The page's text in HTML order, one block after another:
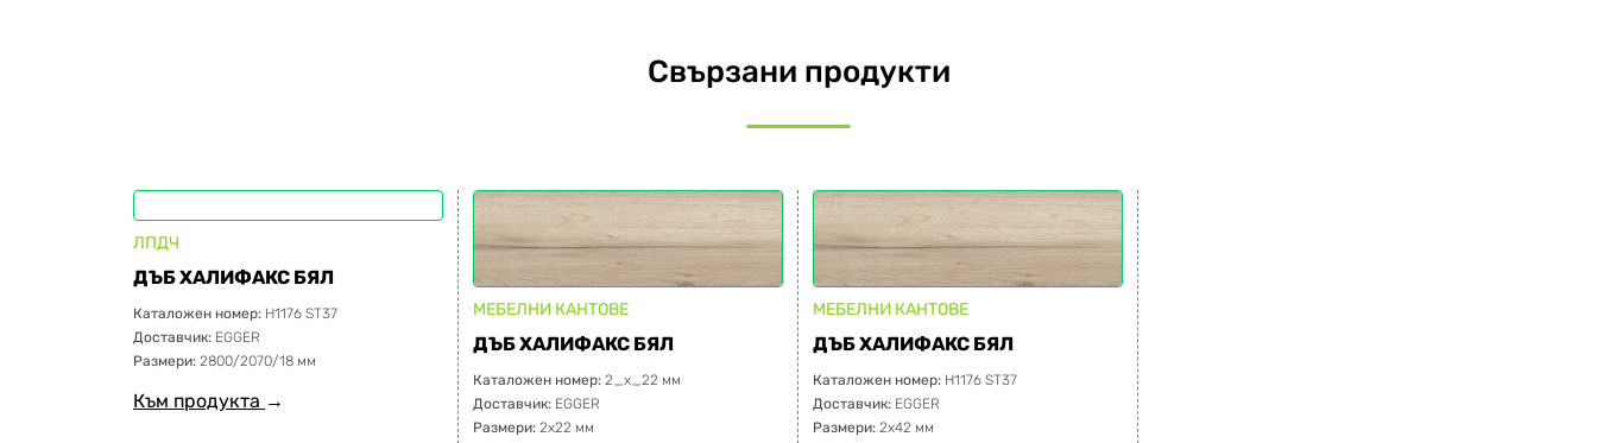
Свързани продукти
ЛПДЧ
ДЪБ ХАЛИФАКС БЯЛ
Каталожен номер: H1176 ST37
Доставчик: EGGER
Размери: 2800/2070/18 мм
Към продукта →
МЕБЕЛНИ КАНТОВЕ
ДЪБ ХАЛИФАКС БЯЛ
Каталожен номер: 2_x_22 мм
Доставчик: EGGER
Размери: 2х22 мм
МЕБЕЛНИ КАНТОВЕ
ДЪБ ХАЛИФАКС БЯЛ
Каталожен номер: H1176 ST37
Доставчик: EGGER
Размери: 2х42 мм